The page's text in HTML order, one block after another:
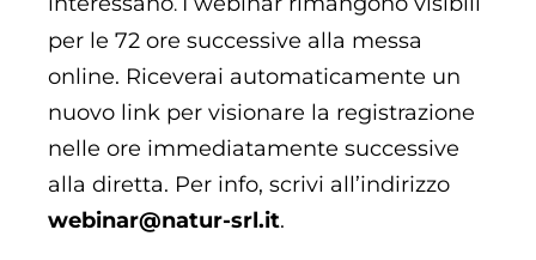
.
per le 72 ore successive alla messa
online. Riceverai automaticamente un
nuovo link per visionare la registrazione
nelle ore immediatamente successive
alla diretta. Per info, scrivi all’indirizzo
webinar@natur-srl.it.